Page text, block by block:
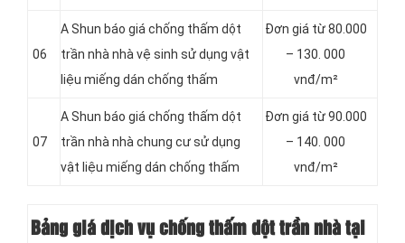
06
A Shun báo giá chống thấm dột
trần nhà nhà vệ sinh sử dụng vật
liệu miếng dán chống thấm
Đơn giá từ 80.000
– 130. 000
vnđ/m²
07
A Shun báo giá chống thấm dột
trần nhà nhà chung cư sử dụng
vật liệu miếng dán chống thấm
Đơn giá từ 90.000
– 140. 000
vnđ/m²
Bảng giá dịch vụ chống thấm dột trần nhà tại